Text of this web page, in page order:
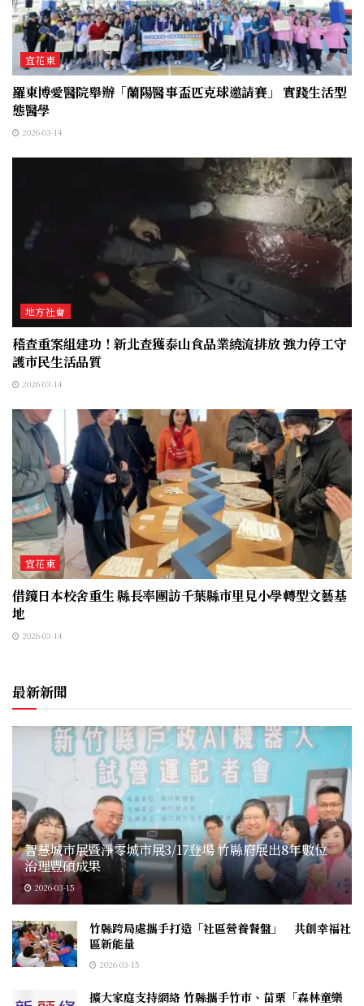
宜花東
羅東博愛醫院舉辦「蘭陽醫事盃匹克球邀請賽」 實踐生活型
態醫學
2026-03-14
地方社會
稽查重案組建功！新北查獲泰山食品業繞流排放 強力停工守
護市民生活品質
2026-03-14
宜花東
借鏡日本校舍重生 縣長率團訪千葉縣市里見小學轉型文藝基
地
2026-03-14
最新新聞
智慧城市展暨淨零城市展3/17登場 竹縣府展出8年數位
治理豐碩成果
2026-03-15
竹縣跨局處攜手打造「社區營養餐盤」 共創幸福社
區新能量
2026-03-15
擴大家庭支持網絡 竹縣攜手竹市、苗栗「森林童樂